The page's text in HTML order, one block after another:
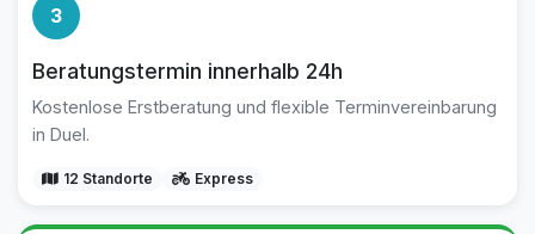
3
Beratungstermin innerhalb 24h
Kostenlose Erstberatung und flexible Terminvereinbarung
in Duel.
12 Standorte Express